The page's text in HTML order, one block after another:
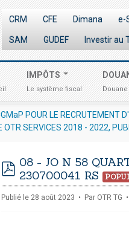
CRM CFE Dimana e-
SAM GUDEF Investir au
IMPÔTS
Le système fiscal
HUMAINES EN VUE DE LA
OTR SERVICES 2018 - 2022,
pdf
08 - JO N 58
230700041 RS
Publié le 28 août 2023 Par OTR TG